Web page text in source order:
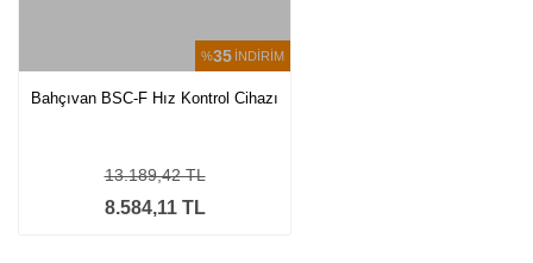
%35 İNDİRİM
Bahçıvan BSC-F Hız Kontrol Cihazı
8.584,11 TL
13.189,42 TL